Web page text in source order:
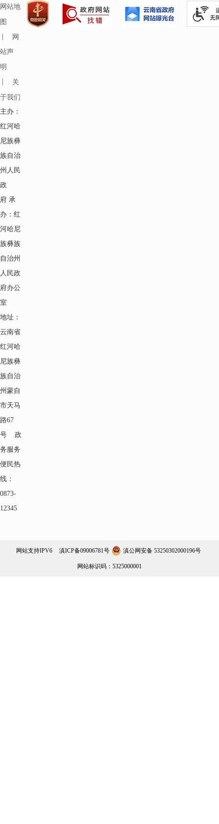
网站地
图
|
网
站声
明
关
于我们
主办：
红河哈
尼族彝
族自治
州人民
政
府 承
办：红
河哈尼
族彝族
自治州
人民政
府办公
室
地址：
云南省
红河哈
尼族彝
族自治
州蒙自
市天马
路67
号 政
务服务
便民热
线：
0873-
12345
网站支持IPV6 滇ICP备09006781号 滇公网安备 53250302000196号
网站标识码：5325000001